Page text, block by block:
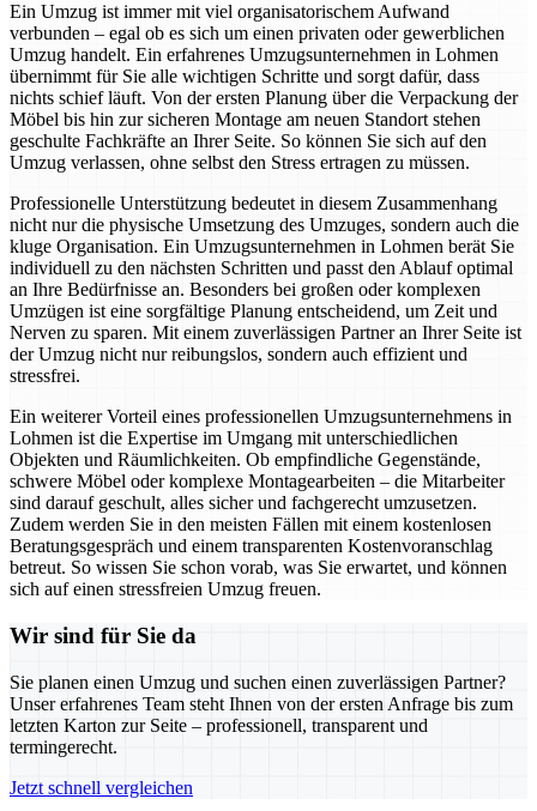
Ein Umzug ist immer mit viel organisatorischem Aufwand
verbunden – egal ob es sich um einen privaten oder gewerblichen
Umzug handelt. Ein erfahrenes Umzugsunternehmen in Lohmen
übernimmt für Sie alle wichtigen Schritte und sorgt dafür, dass
nichts schief läuft. Von der ersten Planung über die Verpackung der
Möbel bis hin zur sicheren Montage am neuen Standort stehen
geschulte Fachkräfte an Ihrer Seite. So können Sie sich auf den
Umzug verlassen, ohne selbst den Stress ertragen zu müssen.
Professionelle Unterstützung bedeutet in diesem Zusammenhang
nicht nur die physische Umsetzung des Umzuges, sondern auch die
kluge Organisation. Ein Umzugsunternehmen in Lohmen berät Sie
individuell zu den nächsten Schritten und passt den Ablauf optimal
an Ihre Bedürfnisse an. Besonders bei großen oder komplexen
Umzügen ist eine sorgfältige Planung entscheidend, um Zeit und
Nerven zu sparen. Mit einem zuverlässigen Partner an Ihrer Seite ist
der Umzug nicht nur reibungslos, sondern auch effizient und
stressfrei.
Ein weiterer Vorteil eines professionellen Umzugsunternehmens in
Lohmen ist die Expertise im Umgang mit unterschiedlichen
Objekten und Räumlichkeiten. Ob empfindliche Gegenstände,
schwere Möbel oder komplexe Montagearbeiten – die Mitarbeiter
sind darauf geschult, alles sicher und fachgerecht umzusetzen.
Zudem werden Sie in den meisten Fällen mit einem kostenlosen
Beratungsgespräch und einem transparenten Kostenvoranschlag
betreut. So wissen Sie schon vorab, was Sie erwartet, und können
sich auf einen stressfreien Umzug freuen.
Wir sind für Sie da
Sie planen einen Umzug und suchen einen zuverlässigen Partner?
Unser erfahrenes Team steht Ihnen von der ersten Anfrage bis zum
letzten Karton zur Seite – professionell, transparent und
termingerecht.
Jetzt schnell vergleichen